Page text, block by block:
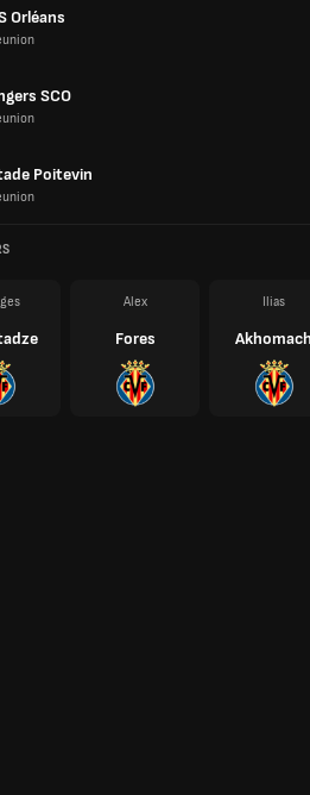
Orléans
SCO
Poitevin
Alex
Fores
Ilias
Akhomach